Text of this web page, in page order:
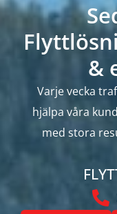
&
Varje vecka
hjälpa våra
med stora